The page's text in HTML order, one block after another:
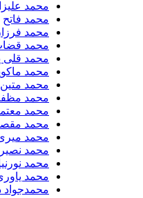
محمد علیزاده
محمد فاتح
محمد فرزان صادقی
محمد قضات
محمد قلی پور
محمد ماکویی
محمد متین
محمد مظفری و
محمد معتمدی
محمد مقصودی
محمد میری
محمد نصیری
محمد نورنیا
محمد یاوری
محمدجواد درجزی